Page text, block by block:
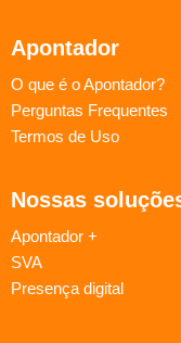
Apontador
O que é o Apontador?
Perguntas Frequentes
Termos de Uso
Nossas
Apontador +
SVA
Presença digital